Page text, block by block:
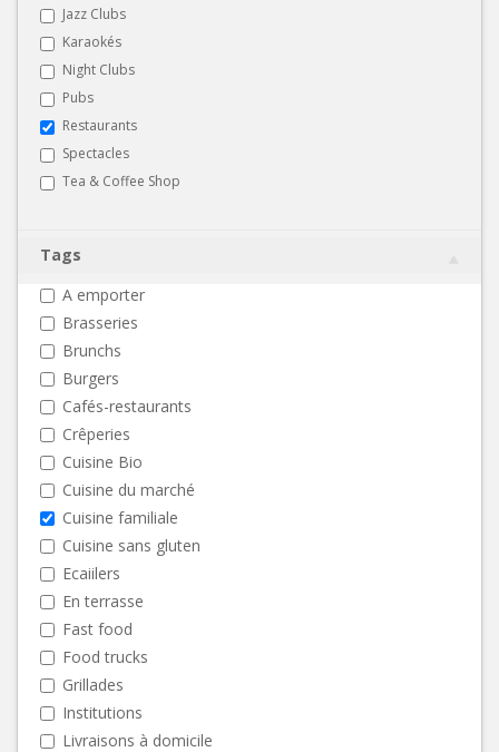
Jazz Clubs
Karaokés
Night Clubs
Pubs
Restaurants
Spectacles
Tea & Coffee Shop
Tags
A emporter
Brasseries
Brunchs
Burgers
Cafés-restaurants
Crêperies
Cuisine Bio
Cuisine du marché
Cuisine familiale
Cuisine sans gluten
Ecaiilers
En terrasse
Fast food
Food trucks
Grillades
Institutions
Livraisons à domicile